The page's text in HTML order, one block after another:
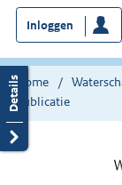
bent
nu
hier:
Inloggen
Home
publicatie